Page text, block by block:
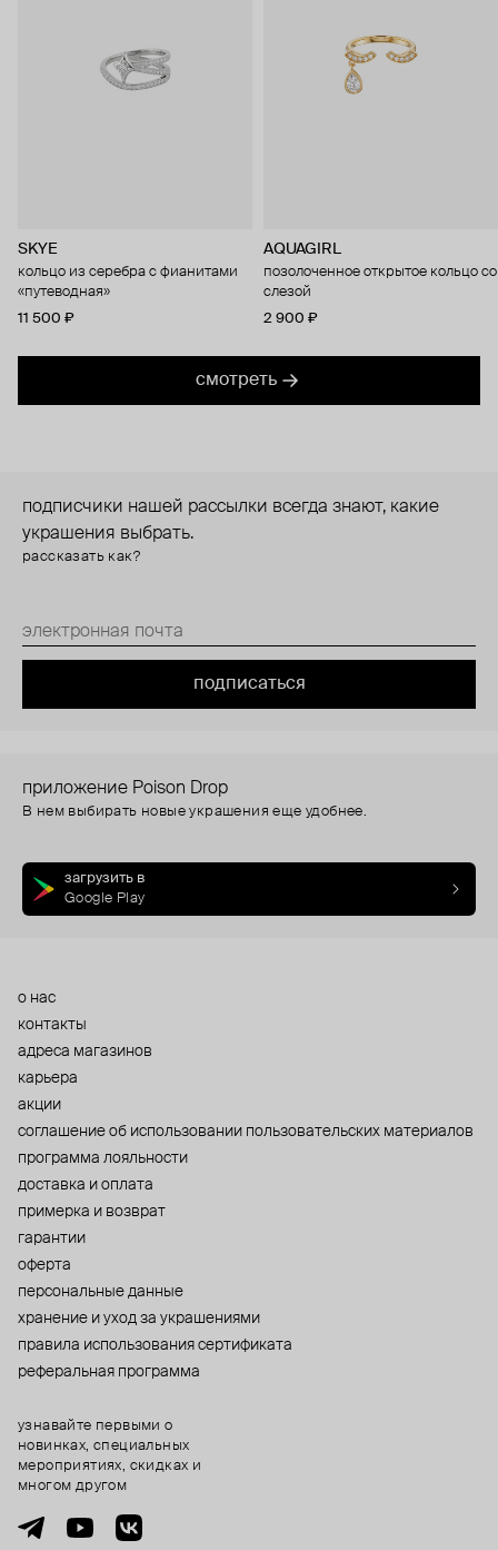
SKYE
кольцо из серебра с фианитами
«путеводная»
11 500 ₽
AQUAGIRL
позолоченное открытое кольцо со
слезой
2 900 ₽
смотреть
подписчики нашей рассылки всегда знают, какие
украшения выбрать.
рассказать как?
подписаться
приложение Poison Drop
В нем выбирать новые украшения еще удобнее.
загрузить в
Google Play
о нас
контакты
адреса магазинов
карьера
акции
cоглашение об использовании пользовательских материалов
программа лояльности
доставка и оплата
примерка и возврат
гарантии
оферта
персональные данные
хранение и уход за украшениями
правила использования сертификата
реферальная программа
узнавайте первыми о
новинках, специальных
мероприятиях, скидках и
многом другом